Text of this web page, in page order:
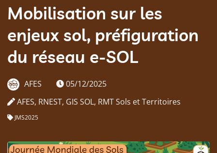
Mobilisation sur les
enjeux sol, préfiguration
du réseau e-SOL
AFES
05/12/2025
AFES, RNEST, GIS SOL, RMT Sols et Territoires
JMS2025